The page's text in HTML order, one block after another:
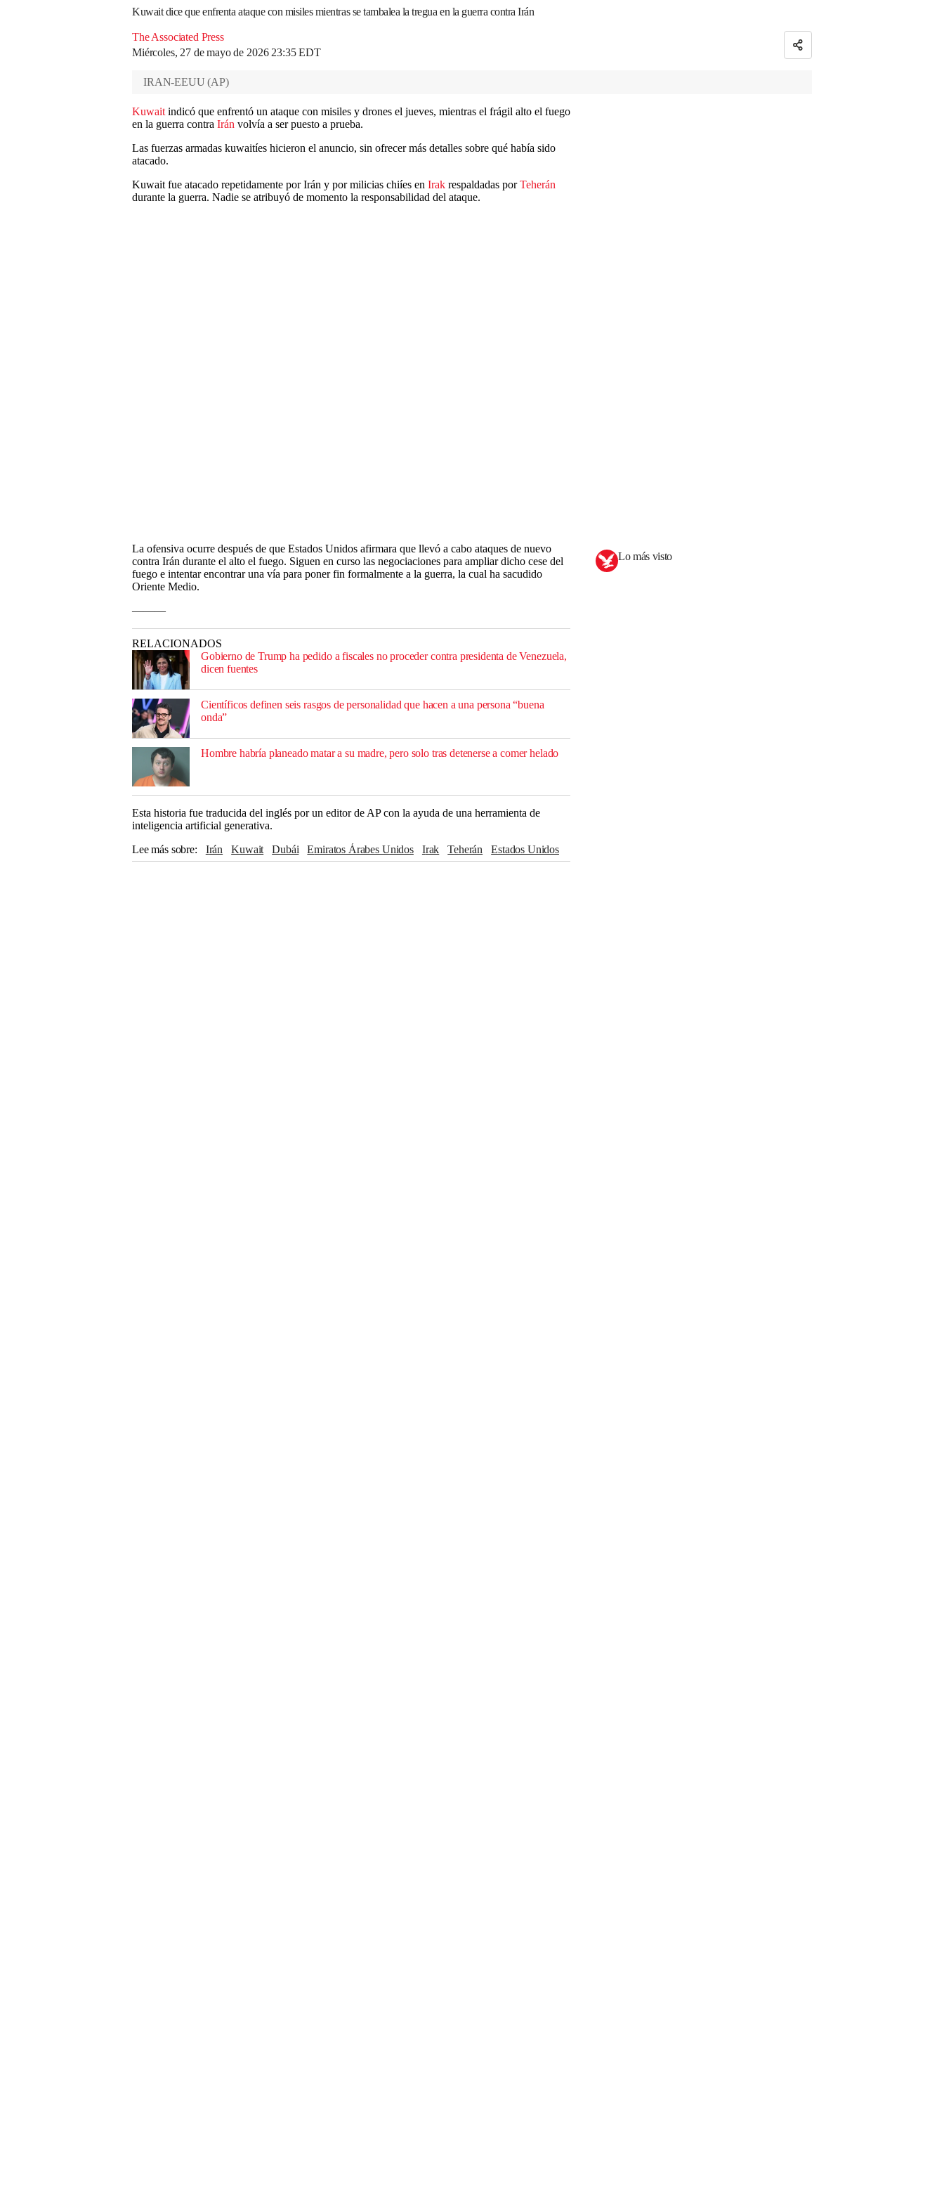
Kuwait dice que enfrenta ataque con misiles mientras se tambalea la tregua en la guerra contra Irán
The Associated Press
Miércoles, 27 de mayo de 2026 23:35 EDT
IRAN-EEUU (AP)
Kuwait indicó que enfrentó un ataque con misiles y drones el jueves, mientras el frágil alto el fuego
en la guerra contra Irán volvía a ser puesto a prueba.
Las fuerzas armadas kuwaitíes hicieron el anuncio, sin ofrecer más detalles sobre qué había sido
atacado.
Kuwait fue atacado repetidamente por Irán y por milicias chiíes en Irak respaldadas porTeherán
durante la guerra. Nadie se atribuyó de momento la responsabilidad del ataque.
La ofensiva ocurre después de que Estados Unidos afirmara que llevó a cabo ataques de nuevo
contra Irán durante el alto el fuego. Siguen en curso las negociaciones para ampliar dicho cese del
fuego e intentar encontrar una vía para poner fin formalmente a la guerra, la cual ha sacudido
Oriente Medio.
———
RELACIONADOS
Gobierno de Trump ha pedido a fiscales no proceder contra presidenta de Venezuela,
dicen fuentes
Científicos definen seis rasgos de personalidad que hacen a una persona “buena
onda”
Hombre habría planeado matar a su madre, pero solo tras detenerse a comer helado
Esta historia fue traducida del inglés por un editor de AP con la ayuda de una herramienta de
inteligencia artificial generativa.
Lee más sobre
Irán Kuwait Dubái Emiratos Árabes Unidos Irak Teherán Estados Unidos
Lo más visto